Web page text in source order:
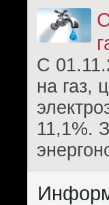
С
на газ,
11,1%.